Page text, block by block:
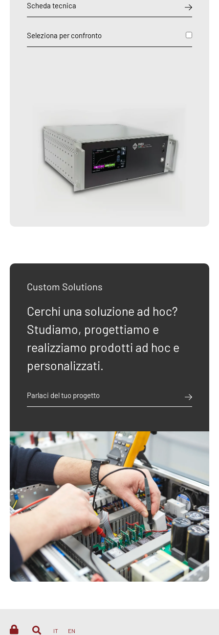
Scheda tecnica
Seleziona per confronto
Custom Solutions
Cerchi una soluzione ad hoc?
Studiamo, progettiamo e
realizziamo prodotti ad hoc e
personalizzati.
Parlaci del tuo progetto
IT EN